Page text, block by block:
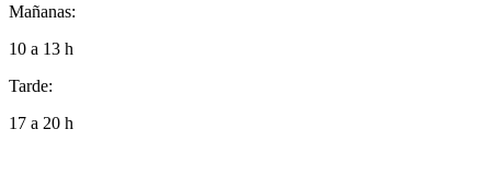
Mañanas:
10 a 13 h
Tarde:
17 a 20 h